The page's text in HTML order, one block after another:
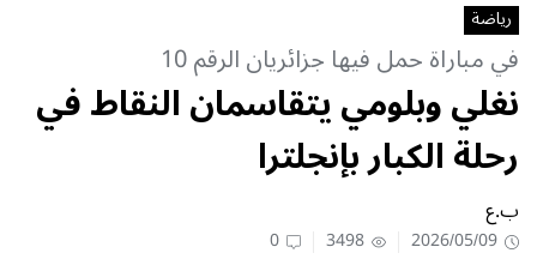
رياضة
في مباراة حمل فيها جزائريان الرقم 10
نغلي وبلومي يتقاسمان النقاط في
رحلة الكبار بإنجلترا
ب.ع
2026/05/09
3498
0